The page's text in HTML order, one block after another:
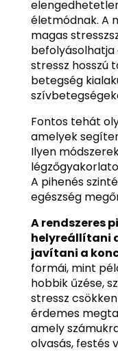
életmódnak. A
magas
befolyásolhatja
stressz hosszú
betegség
Fontos tehát
amelyek
Ilyen
A pihenés
egészség
A rendszeres
helyreállítani
javítani a
formái, mint
hobbik űzése,
stressz
érdemes
amely
olvasás, festés